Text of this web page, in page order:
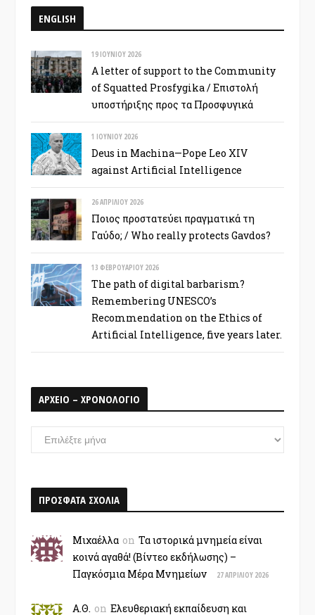
ENGLISH
19 ΙΟΥΝΊΟΥ 2026
A letter of support to the Community
of Squatted Prosfygika / Επιστολή
υποστήριξης προς τα Προσφυγικά
1 ΙΟΥΝΊΟΥ 2026
Deus in Machina—Pope Leo XIV
against Artificial Intelligence
26 ΑΠΡΙΛΊΟΥ 2026
Ποιος προστατεύει πραγματικά τη
Γαύδο; / Who really protects Gavdos?
13 ΦΕΒΡΟΥΑΡΊΟΥ 2026
The path of digital barbarism?
Remembering UNESCO’s
Recommendation on the Ethics of
Artificial Intelligence, five years later.
ΑΡΧΕΙΟ – ΧΡΟΝΟΛΟΓΙΟ
ΑΡΧΕΙΟ
–
ΠΡΟΣΦΑΤΑ ΣΧΟΛΙΑ
Μιχαέλλα on Τα ιστορικά μνημεία είναι
κοινά αγαθά! (Βίντεο εκδήλωσης) –
Παγκόσμια Μέρα Μνημείων
27 ΑΠΡΙΛΊΟΥ 2026
Α.Θ. on Ελευθεριακή εκπαίδευση και